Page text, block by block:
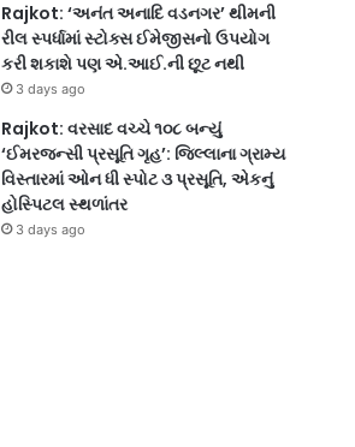
Rajkot: ‘અનંત અનાદિ વડનગર’ થીમની
રીલ સ્પર્ધામાં સ્ટોક્સ ઈમેજીસનો ઉપયોગ
કરી શકાશે પણ એ.આઈ.ની છૂટ નથી
3 days ago
Rajkot: વરસાદ વચ્ચે ૧૦૮ બન્યું
‘ઈમરજન્સી પ્રસૂતિ ગૃહ’: જિલ્લાના ગ્રામ્ય
વિસ્તારમાં ઓન ધી સ્પોટ ૩ પ્રસૂતિ, એકનું
હોસ્પિટલ સ્થળાંતર
3 days ago